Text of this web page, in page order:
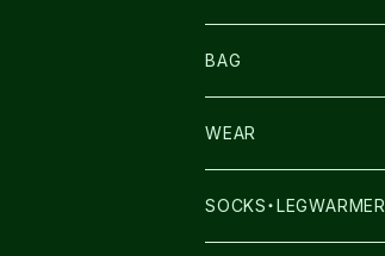
NNORMAL
TERREX
THE NORTH FACE
BAG
THE NORTH FACE
SALOMON
WEAR
SALOMON
SOCKS・LEGWARMER